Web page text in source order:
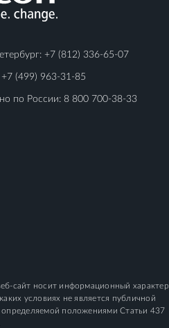
+7 (812) 336-65-07
+7 (499) 963-31-85
по России: 8 800 700-38-33
сайт носит информационный характер
условиях не является публичной
положениями Статьи 437